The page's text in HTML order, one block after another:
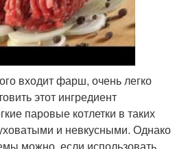
входит фарш, очень легко
этот ингредиент
паровые котлетки в таких
и невкусными. Однако
можно, если использовать